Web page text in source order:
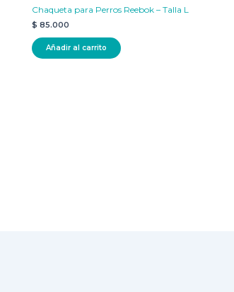
Chaqueta para Perros Reebok – Talla L
$ 85.000
Añadir al carrito